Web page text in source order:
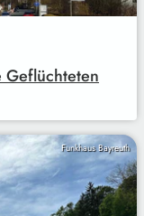
Funkhaus Bayreuth